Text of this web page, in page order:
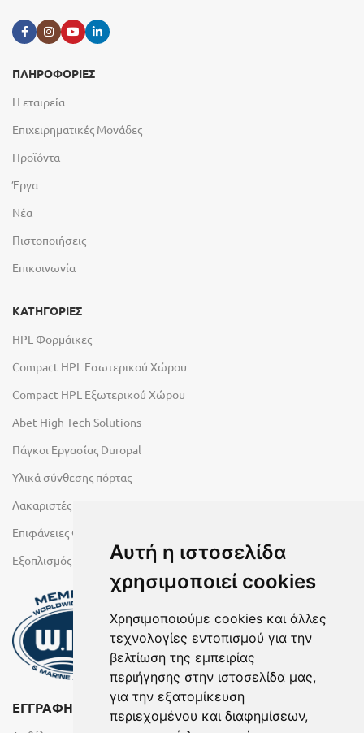
Αυτή η ιστοσελίδα
χρησιμοποιεί cookies
Χρησιμοποιούμε cookies και άλλες
τεχνολογίες εντοπισμού για την
βελτίωση της εμπειρίας
περιήγησης στην ιστοσελίδα μας,
για την εξατομίκευση
περιεχομένου και διαφημίσεων,
ΠΛΗΡΟΦΟΡΙΕΣ
Η εταιρεία
Επιχειρηματικές Μονάδες
Προϊόντα
Έργα
Νέα
Πιστοποιήσεις
Επικοινωνία
ΚΑΤΗΓΟΡΙΕΣ
HPL Φορμάικες
Compact HPL Εσωτερικού Χώρου
Compact HPL Εξωτερικού Χώρου
Abet High Tech Solutions
Πάγκοι Εργασίας Duropal
Υλικά σύνθεσης πόρτας
Λακαριστές επιφάνειες Primeboard
Επιφάνειες Φυσικών Πετρωμάτων
Εξοπλισμός Υγρών Χώρων
ΕΓΓΡΑΦΗ ΣΤΟ NEWSLETTER